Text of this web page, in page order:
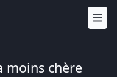
moins chère